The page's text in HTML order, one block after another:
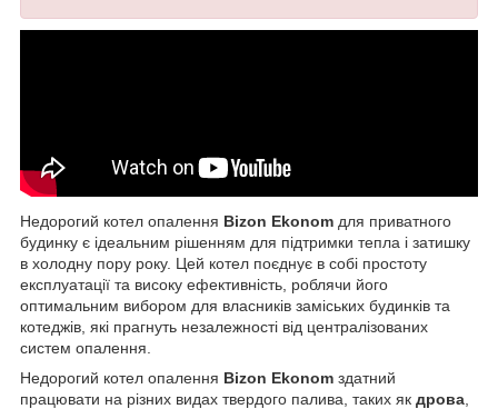
Недорогий котел опалення Bizon Ekonom для приватного
будинку є ідеальним рішенням для підтримки тепла і затишку
в холодну пору року. Цей котел поєднує в собі простоту
експлуатації та високу ефективність, роблячи його
оптимальним вибором для власників заміських будинків та
котеджів, які прагнуть незалежності від централізованих
систем опалення.
Недорогий котел опалення Bizon Ekonom здатний
працювати на різних видах твердого палива, таких як дрова